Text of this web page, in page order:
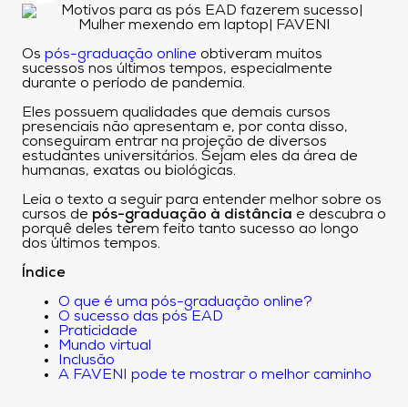
Os pós-graduação online obtiveram muitos
sucessos nos últimos tempos, especialmente
durante o período de pandemia.
Eles possuem qualidades que demais cursos
presenciais não apresentam e, por conta disso,
conseguiram entrar na projeção de diversos
estudantes universitários. Sejam eles da área de
humanas, exatas ou biológicas.
Leia o texto a seguir para entender melhor sobre os
cursos de pós-graduação à distância e descubra o
porquê deles terem feito tanto sucesso ao longo
dos últimos tempos.
Índice
O que é uma pós-graduação online?
O sucesso das pós EAD
Praticidade
Mundo virtual
Inclusão
A FAVENI pode te mostrar o melhor caminho